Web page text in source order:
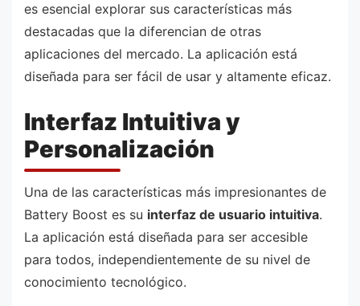
es esencial explorar sus características más
destacadas que la diferencian de otras
aplicaciones del mercado. La aplicación está
diseñada para ser fácil de usar y altamente eficaz.
Interfaz Intuitiva y
Personalización
Una de las características más impresionantes de
Battery Boost es su interfaz de usuario intuitiva.
La aplicación está diseñada para ser accesible
para todos, independientemente de su nivel de
conocimiento tecnológico.